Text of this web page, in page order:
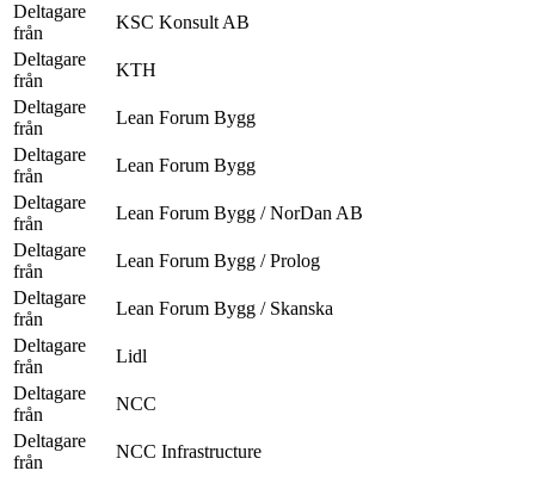
Deltagare
från
KSC Konsult AB
Deltagare
från
KTH
Deltagare
från
Lean Forum Bygg
Deltagare
från
Lean Forum Bygg
Deltagare
från
Lean Forum Bygg / NorDan AB
Deltagare
från
Lean Forum Bygg / Prolog
Deltagare
från
Lean Forum Bygg / Skanska
Deltagare
från
Lidl
Deltagare
från
NCC
Deltagare
från
NCC Infrastructure